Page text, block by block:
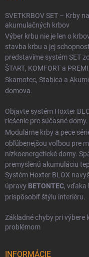
SVETKRBOV SET – Krby
akumulačných krbov
Výber krbu nie je len o
stavba krbu a jej
predstavíme systém SET
ŠTART, KOMFORT a
Skamotec, Stabica a
domova.
Objavte systém Hoxter
riešenie pre súčasné domy.
Modulárne krby a pece
obľúbenejšou voľbou pre
nízkoenergetické domy.
premyslenú akumuláciu
Systém Hoxter BLOX
úpravy BETONTEC, vďaka
prispôsobiť štýlu interiéru.
Základné chyby pri výbere
problémom
INFORMÁCIE